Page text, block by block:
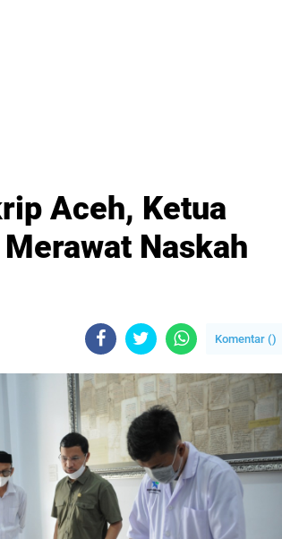
Aceh, Ketua
Naskah
Komentar ()